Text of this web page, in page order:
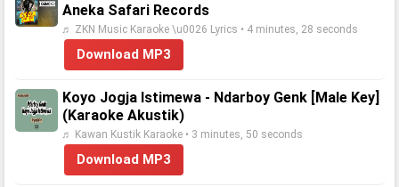
Aneka Safari Records
♬ ZKN Music Karaoke \u0026 Lyrics • 4 minutes, 28 seconds
Download MP3
Koyo Jogja Istimewa - Ndarboy Genk [Male Key]
(Karaoke Akustik)
♬ Kawan Kustik Karaoke • 3 minutes, 50 seconds
Download MP3